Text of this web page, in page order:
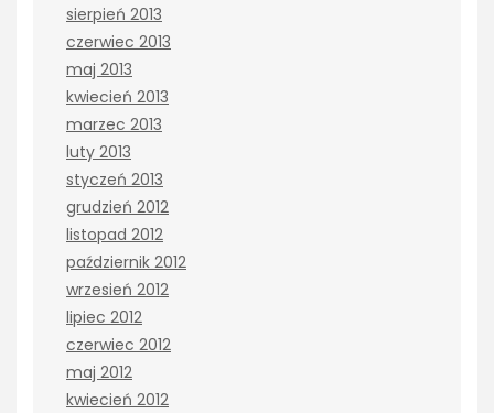
sierpień 2013
czerwiec 2013
maj 2013
kwiecień 2013
marzec 2013
luty 2013
styczeń 2013
grudzień 2012
listopad 2012
październik 2012
wrzesień 2012
lipiec 2012
czerwiec 2012
maj 2012
kwiecień 2012